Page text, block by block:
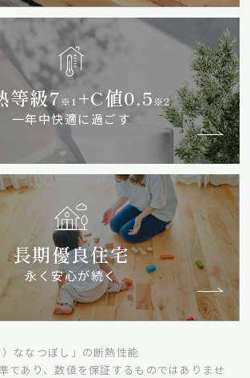
等級7※1 +C値0.5※2
一年中快適に過ごす
長期優良住宅
永く安心が続く
ななつぼし」の断熱性能
あり、数値を保証するものではありませ